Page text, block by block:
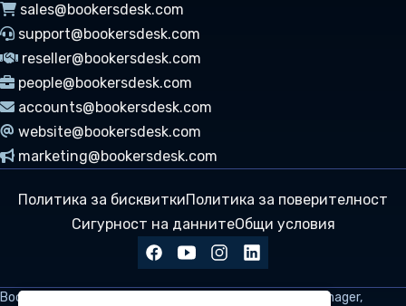
sales@bookersdesk.com
support@bookersdesk.com
reseller@bookersdesk.com
people@bookersdesk.com
accounts@bookersdesk.com
website@bookersdesk.com
marketing@bookersdesk.com
Политика за бисквиткиПолитика за поверителност
Сигурност на даннитеОбщи условия
BookersDesk е цялостно решение за PMS и Channel Manager,